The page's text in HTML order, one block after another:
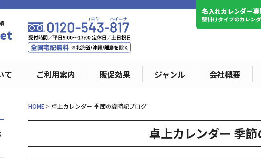
名入れカレンダー専
壁掛けタイプのカレン
て ご利用案内 販促効果 ジャンル 会社概要
HOME 卓上カレンダー 季節の歳時記ブログ
卓上カレンダー 季